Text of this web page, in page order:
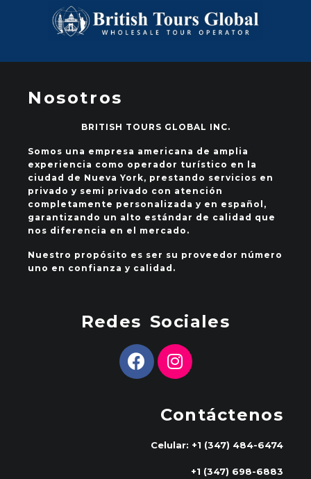
Nosotros
BRITISH TOURS GLOBAL INC.
Somos una empresa americana de amplia
experiencia como operador turístico en la
ciudad de Nueva York, prestando servicios en
privado y semi privado con atención
completamente personalizada y en español,
garantizando un alto estándar de calidad que
nos diferencia en el mercado.
Nuestro propósito es ser su proveedor número
uno en confianza y calidad.
Redes Sociales
Contáctenos
Celular: +1 (347) 484-6474
+1 (347) 698-6883